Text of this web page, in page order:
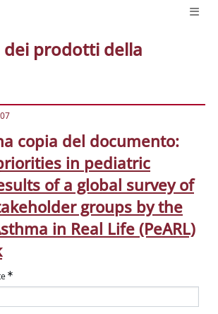
dei prodotti della
copia del documento:
in pediatric
of a global survey of
groups by the
in Real Life (PeARL)